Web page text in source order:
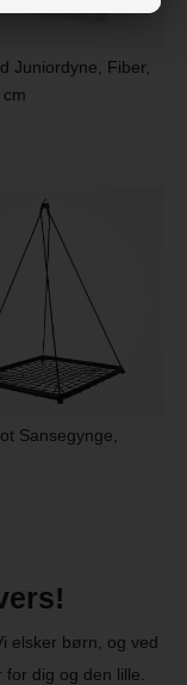
Juniordyne, Fiber,
Sansegynge,
elsker børn, og ved
dig og den lille.